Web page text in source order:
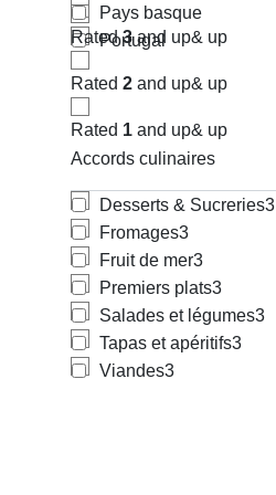
Pays basque
Portugal
Rated3and up& up
Rated 2 and up& up
Rated 1 and up& up
Accords culinaires
Desserts & Sucreries3
Fromages3
Fruit de mer3
Premiers plats3
Salades et légumes3
Tapas et apéritifs3
Viandes3